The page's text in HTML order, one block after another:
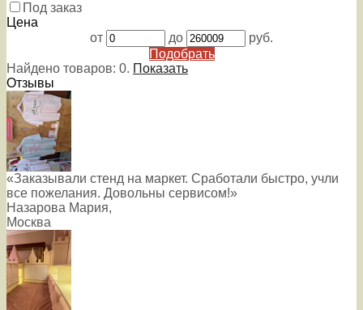
Под заказ
Цена
от
до
руб.
Подобрать
Найдено товаров: 0. Показать
Отзывы
«Заказывали стенд на маркет. Сработали быстро, учли
все пожелания. Довольны сервисом!»
Назарова Мария,
Москва